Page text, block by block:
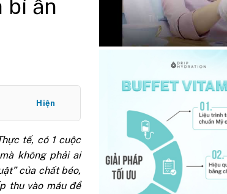
bí ẩn
Hiện
tế, có 1 cuộc
không phải ai
của chất béo,
thu vào máu để